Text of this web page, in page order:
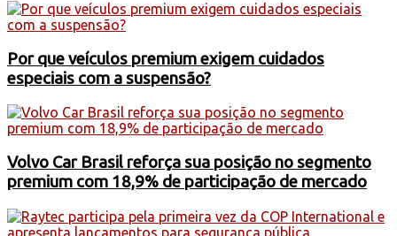
Por que veículos premium exigem cuidados
especiais com a suspensão?
Volvo Car Brasil reforça sua posição no segmento
premium com 18,9% de participação de mercado